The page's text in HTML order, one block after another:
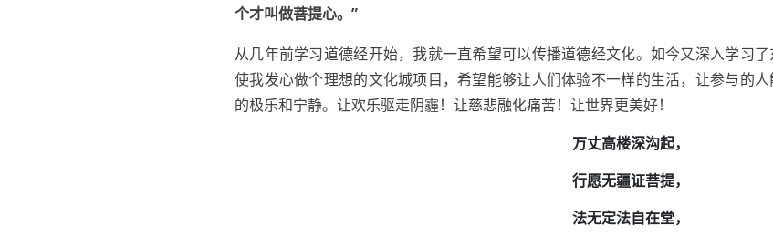
个才叫做菩提心。”
从几年前学习道德经开始，我就一直希望可以传播道德经文化。如今又深入学习
使我发心做个理想的文化城项目，希望能够让人们体验不一样的生活，让参与的
的极乐和宁静。让欢乐驱走阴霾！让慈悲融化痛苦！让世界更美好！
万丈高楼深沟起，
行愿无疆证菩提，
法无定法自在堂，